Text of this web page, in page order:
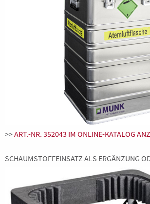
>>ART.-NR. 352043 IM ONLINE-KATALOG
SCHAUMSTOFFEINSATZ ALS ERGÄNZUNG